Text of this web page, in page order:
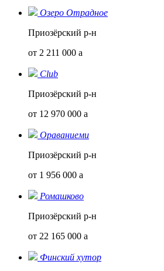
Озеро Отрадное
Приозёрский р-н
от 2 211 000 a
Club
Приозёрский р-н
от 12 970 000 a
Ораваниеми
Приозёрский р-н
от 1 956 000 a
Ромашково
Приозёрский р-н
от 22 165 000 a
Финский хутор